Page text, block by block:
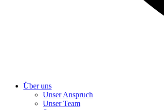
Über uns
Unser Anspruch
Unser Team